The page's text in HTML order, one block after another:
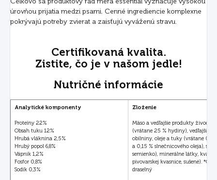
úrovňou prijatia medzi psami. Cenné ingrediencie komplexne
pokrývajú potreby zvierat a zaisťujú vyváženú stravu.
Certifikovaná kvalita.
Zistite, čo je v našom jedle!
Nutričné informácie
Analytické komponenty
Proteíny 22%
Obsah tuku 12%
Hrubá vláknina 2,5%
Hrubý popol 6,8%
Vápnik 1,2%
Fosfor 0,8%
Sodík 0,3%
Zloženie
Mäso a vedľajšie produkty
(vrátane 25 % hydiny), vedľajšie
obilniny, oleje a tuky (vrátane 0,2
a 0,15 % slnečnicového oleja),
semienko), minerálne látky,
pivovarskej kvasnice, sušené).
draselný